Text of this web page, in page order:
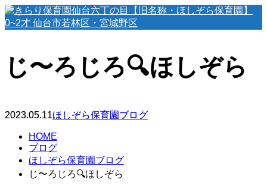
じ〜ろじろ🔍ほしぞら
2023.05.11ほしぞら保育園ブログ
HOME
ブログ
ほしぞら保育園ブログ
じ〜ろじろ🔍ほしぞら